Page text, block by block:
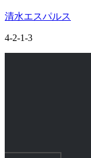
清水エスパルス
4-2-1-3